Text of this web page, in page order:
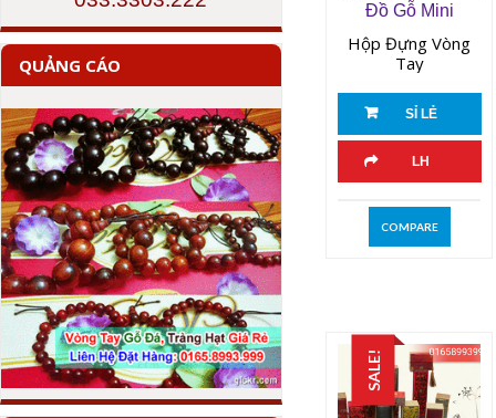
Đồ Gỗ Mini
Hộp Đựng Vòng
Tay
SỈ LẺ
LH
COMPARE
SALE!
QUẢNG CÁO